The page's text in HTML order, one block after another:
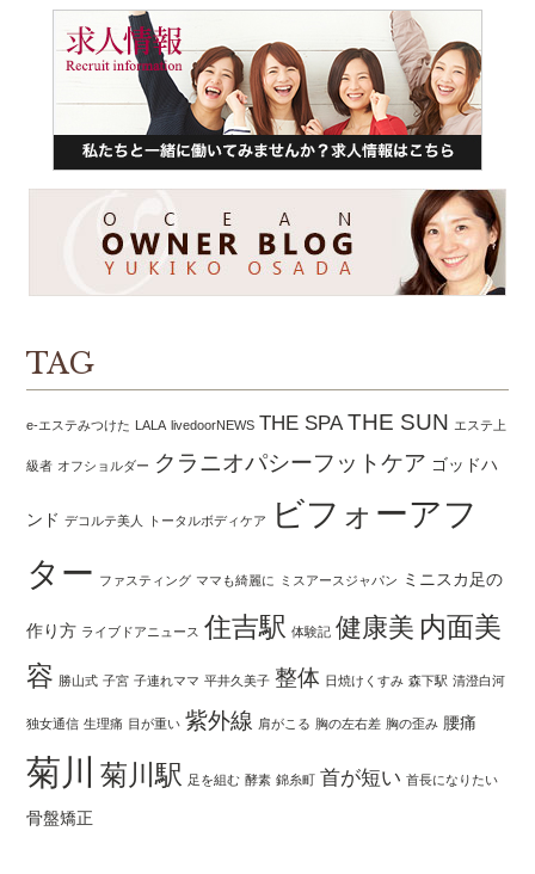
TAG
e-エステみつけた LALA livedoorNEWS THE SPA THE SUN エステ上
級者 オフショルダー クラニオパシーフットケア ゴッドハ
ンド デコルテ美人 トータルボディケア
ビフォーアフ
ター ファスティング ママも綺麗に ミスアースジャパン ミニスカ足の
作り方 ライブドアニュース 住吉駅 体験記 健康美 内面美
容 勝山式 子宮 子連れママ 平井久美子 整体 日焼けくすみ 森下駅 清澄白河
独女通信 生理痛 目が重い 紫外線 肩がこる 胸の左右差 胸の歪み 腰痛
菊川 菊川駅 足を組む 酵素 錦糸町 首が短い 首長になりたい
骨盤矯正